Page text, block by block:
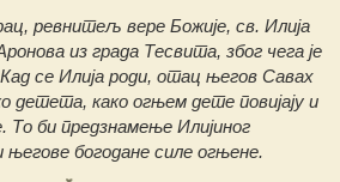
ревнитељ вере Божије, св. Илија
из града Тесвита, због чега је
се Илија роди, отац његов Савах
детета, како огњем дете повијају и
То би предзнамење Илијиног
његове богодане силе огњене.